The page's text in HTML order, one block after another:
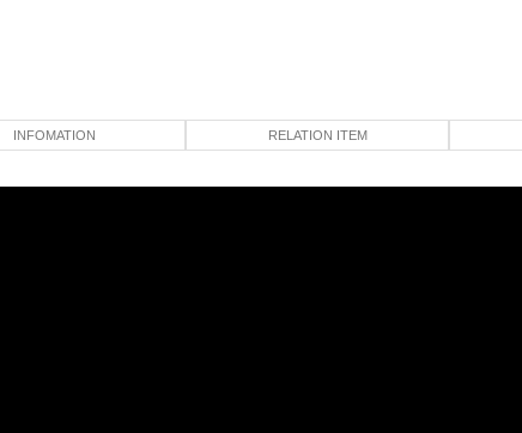
INFOMATION RELATION ITEM